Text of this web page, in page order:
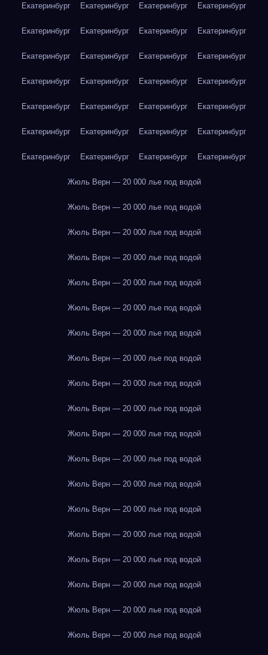
Екатеринбург Екатеринбург Екатеринбург Екатеринбург
Екатеринбург Екатеринбург Екатеринбург Екатеринбург
Екатеринбург Екатеринбург Екатеринбург Екатеринбург
Екатеринбург Екатеринбург Екатеринбург Екатеринбург
Екатеринбург Екатеринбург Екатеринбург Екатеринбург
Екатеринбург Екатеринбург Екатеринбург Екатеринбург
Екатеринбург Екатеринбург Екатеринбург Екатеринбург
Жюль Верн — 20 000 лье под водой
Жюль Верн — 20 000 лье под водой
Жюль Верн — 20 000 лье под водой
Жюль Верн — 20 000 лье под водой
Жюль Верн — 20 000 лье под водой
Жюль Верн — 20 000 лье под водой
Жюль Верн — 20 000 лье под водой
Жюль Верн — 20 000 лье под водой
Жюль Верн — 20 000 лье под водой
Жюль Верн — 20 000 лье под водой
Жюль Верн — 20 000 лье под водой
Жюль Верн — 20 000 лье под водой
Жюль Верн — 20 000 лье под водой
Жюль Верн — 20 000 лье под водой
Жюль Верн — 20 000 лье под водой
Жюль Верн — 20 000 лье под водой
Жюль Верн — 20 000 лье под водой
Жюль Верн — 20 000 лье под водой
Жюль Верн — 20 000 лье под водой